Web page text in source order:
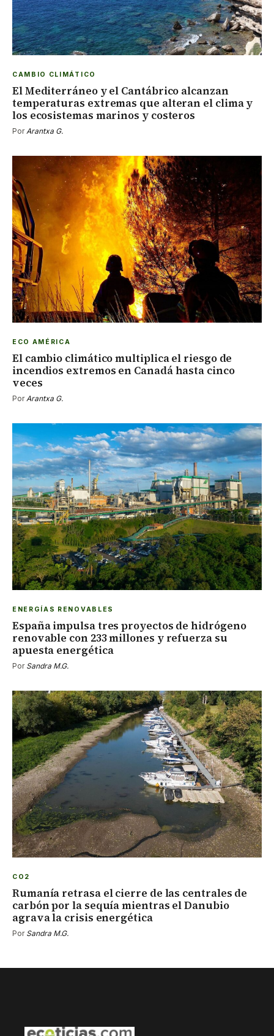
CAMBIO CLIMÁTICO
El Mediterráneo y el Cantábrico alcanzan
temperaturas extremas que alteran el clima y
los ecosistemas marinos y costeros
PorArantxa G.
ECO AMÉRICA
El cambio climático multiplica el riesgo de
incendios extremos en Canadá hasta cinco
veces
PorArantxa G.
ENERGÍAS RENOVABLES
España impulsa tres proyectos de hidrógeno
renovable con 233 millones y refuerza su
apuesta energética
Por Sandra M.G.
CO2
Rumanía retrasa el cierre de las centrales de
carbón por la sequía mientras el Danubio
agrava la crisis energética
Por Sandra M.G.